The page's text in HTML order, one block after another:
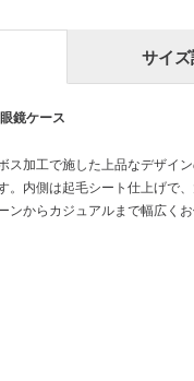
サイ
鏡ケース
ス加工で施した上品なデザイ
。内側は起毛シート仕上げで
からカジュアルまで幅広くお